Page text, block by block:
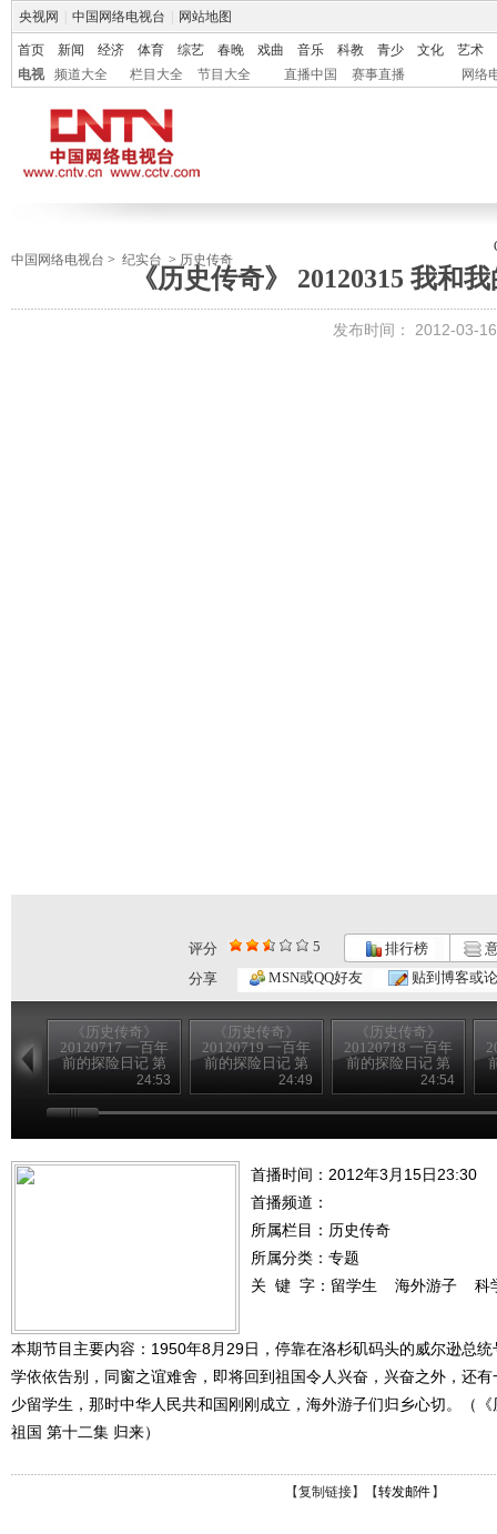
央视网 中国网络电视台 网站地图
首页 新闻 经济 体育 综艺 春晚 戏曲 音乐 科教 青少 文化
艺术
电视
频道大全 栏目大全 节目大全 直播中国 赛事直播 网络
中国网络电视台 > 纪实台 > 历史传奇
《历史传奇》 20120315 我和
发布时间： 2012-03-
评分 5 排行榜
分享
MSN或QQ好友 贴到博客或
《历史传奇》
20120717 一百年
前的探险日记 第
四集 沙埋宝藏
（下）
24:53
《历史传奇》
20120719 一百年
前的探险日记 第
八集 为歌者留影
（下）
24:49
《历史传奇》
20120718 一百年
前的探险日记 第
六集 生死大漠
（下）
24:54
首播时间：2012年3月15日23:30
首播频道：
所属栏目： 历史传奇
所属分类：专题
关 键 字： 留学生 海外游子 科
本期节目主要内容：1950年8月29日，停靠在洛杉矶码头的威尔逊总
学依依告别，同窗之谊难舍，即将回到祖国令人兴奋，兴奋之外，还
少留学生，那时中华人民共和国刚刚成立，海外游子们归乡心切。（
祖国 第十二集 归来）
【复制链接】【转发邮件 】